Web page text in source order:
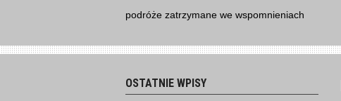
podróże zatrzymane we wspomnieniach
OSTATNIE WPISY